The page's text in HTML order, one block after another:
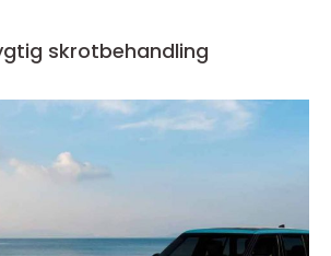
skrotbehandling